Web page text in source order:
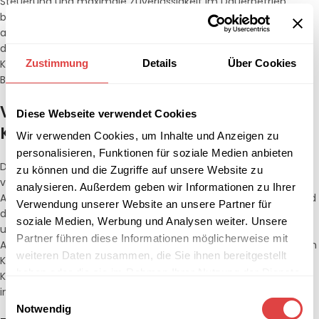
Zustimmung Details Über Cookies
Diese Webseite verwendet Cookies
Wir verwenden Cookies, um Inhalte und Anzeigen zu
personalisieren, Funktionen für soziale Medien anbieten
zu können und die Zugriffe auf unsere Website zu
analysieren. Außerdem geben wir Informationen zu Ihrer
Verwendung unserer Website an unsere Partner für
soziale Medien, Werbung und Analysen weiter. Unsere
Partner führen diese Informationen möglicherweise mit
weiteren Daten zusammen, die Sie ihnen bereitgestellt
Einwilligungsauswahl
Notwendig
bieten. Bei Gastro Uzal finden Sie eine umfangreiche Auswahl
an Gasherden, Elektroherden und modernen Induktionsherden,
die speziell für die Anforderungen von Restaurants, Hotels und
Kantinen entwickelt wurden. Unsere Geräte vereinen robuste
Bauweise mit effizienter Energienutzung.
Vielfalt in der Beheizungsart für jedes
Küchenkonzept
Die Wahl des richtigen Herdes hängt maßgeblich von der
vorhandenen Infrastruktur und den kulinarischen
Anforderungen ab. Während viele Köche die sofortige Hitze und
die visuelle Kontrolle eines Gasherdes schätzen, bieten Elektro-
und Induktionsherde eine leichtere Reinigung und ein kühleres
Arbeitsklima in der Küche. Unsere Modelle sind in verschiedenen
Konfigurationen erhältlich – von kompakten 2-Flammen-
Kochfeldern bis hin zu großen 6-Flammen-Kombinationen mit
integriertem Backofen.